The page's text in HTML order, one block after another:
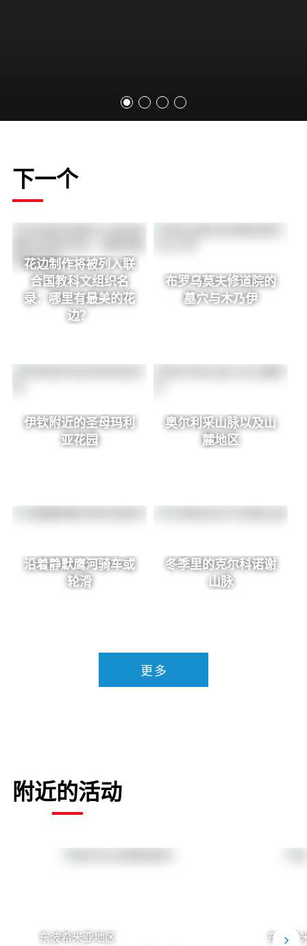
下一个
花边制作将被列入联
合国教科文组织名
录：哪里有最美的花
边？
布罗乌莫夫修道院的
墓穴与木乃伊
伊钦附近的圣母玛利
亚花园
奥尔利采山脉以及山
麓地区
沿着静默鹰河骑车或
轮滑
冬季里的克尔科诺谢
山脉
更多
附近的活动
东波希米亚地区
东波希